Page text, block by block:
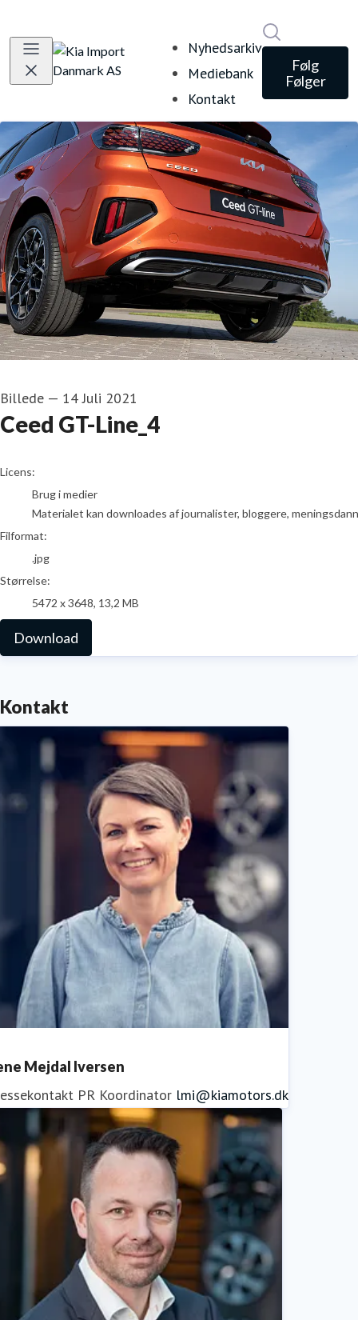
Nyhedsarkiv
Mediebank
Kontakt
Følg
Følger
Billede — 14 Juli 2021
Ceed GT-Line_4
go to media item
Licens:
Brug i medier
Materialet kan downloades af journalister, bloggere,
Filformat:
.jpg
Størrelse:
5472 x 3648, 13,2 MB
Download
Kontakt
Mejdal Iversen
PR Koordinator lmi@kiamotors.dk